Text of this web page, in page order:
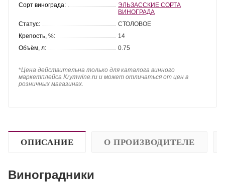
Сорт винограда:
ЭЛЬЗАССКИЕ СОРТА
ВИНОГРАДА
Статус:
СТОЛОВОЕ
Крепость, %:
14
Объём, л:
0.75
*Цена действительна только для каталога винного
маркетплейса Krymwine.ru и может отличаться от цен в
розничных магазинах.
ОПИСАНИЕ О ПРОИЗВОДИТЕЛЕ
Виноградники